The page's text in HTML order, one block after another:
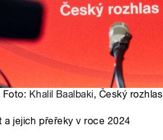
Foto: Khalil Baalbaki, Český rozhlas
a jejich přeřeky v roce 2024